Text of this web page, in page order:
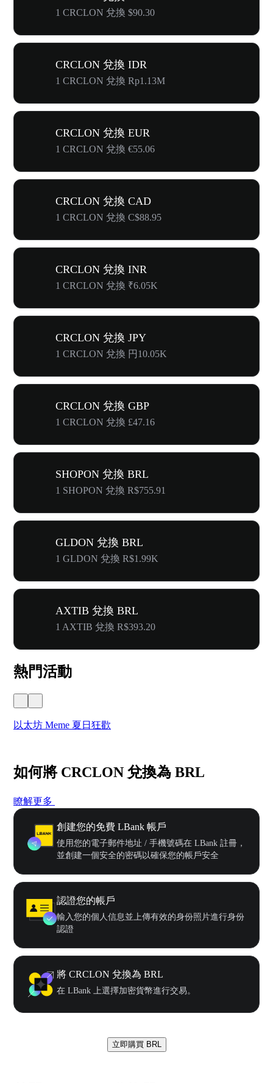
1 CRCLON 兌換 $90.30
CRCLON 兌換 IDR
1 CRCLON 兌換 Rp1.13M
CRCLON 兌換 EUR
1 CRCLON 兌換 €55.06
CRCLON 兌換 CAD
1 CRCLON 兌換 C$88.95
CRCLON 兌換 INR
1 CRCLON 兌換 ₹6.05K
CRCLON 兌換 JPY
1 CRCLON 兌換 円10.05K
CRCLON 兌換 GBP
1 CRCLON 兌換 £47.16
SHOPON 兌換 BRL
1 SHOPON 兌換 R$755.91
GLDON 兌換 BRL
1 GLDON 兌換 R$1.99K
AXTIB 兌換 BRL
1 AXTIB 兌換 R$393.20
熱門活動
以太坊 Meme 夏日狂歡
如何將 CRCLON 兌換為 BRL
瞭解更多
創建您的免費 LBank 帳戶
使用您的電子郵件地址 / 手機號碼在 LBank 註冊，
並創建一個安全的密碼以確保您的帳戶安全
認證您的帳戶
輸入您的個人信息並上傳有效的身份照片進行身份
認證
將 CRCLON 兌換為 BRL
在 LBank 上選擇加密貨幣進行交易。
立即購買 BRL